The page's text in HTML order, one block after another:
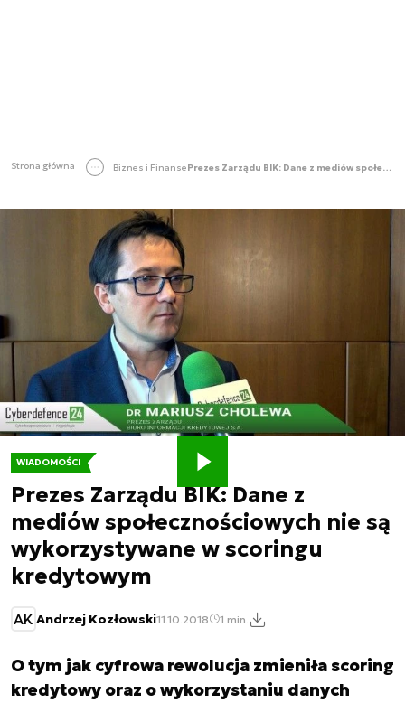
Strona główna Biznes i Finanse Prezes Zarządu BIK: Dane z mediów społecznościowych nie są wykorzystywane w scoringu kredytowym
WIADOMOŚCI
Prezes Zarządu BIK: Dane z
mediów społecznościowych nie są
wykorzystywane w scoringu
kredytowym
AK Andrzej Kozłowski11.10.2018 1 min.
O tym jak cyfrowa rewolucja zmieniła scoring
kredytowy oraz o wykorzystaniu danych